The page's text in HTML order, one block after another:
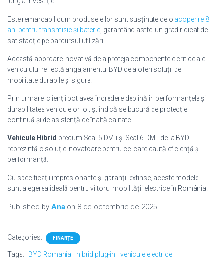
Este remarcabil cum produsele lor sunt susținute de o acoperire 8
ani pentru transmisie și baterie , garantând astfel un grad ridicat de
satisfacție pe parcursul utilizării.
Această abordare inovativă de a proteja componentele critice ale
vehiculului reflectă angajamentul BYD de a oferi soluții de
mobilitate durabile și sigure.
Prin urmare, clienții pot avea încredere deplină în performanțele și
durabilitatea vehiculelor lor, știind că se bucură de protecție
continuă și de asistență de înaltă calitate.
Vehicule Hibrid precum Seal 5 DM-i și Seal 6 DM-i de la BYD
reprezintă o soluție inovatoare pentru cei care caută eficiență și
performanță.
Cu specificații impresionante și garanții extinse, aceste modele
sunt alegerea ideală pentru viitorul mobilității electrice în România.
Published by Ana on 8 de octombrie de 2025
Categories: FINANȚE
Tags: BYD Romania hibrid plug-in vehicule electrice